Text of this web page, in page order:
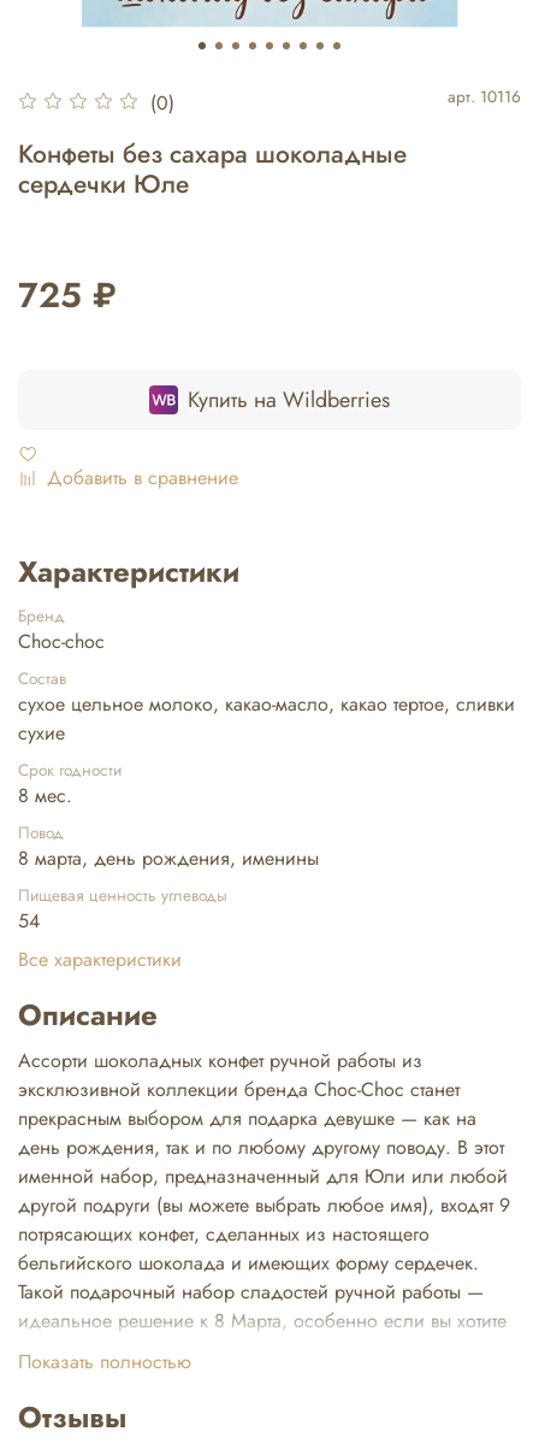
(0) арт. 10116
Конфеты без сахара шоколадные
сердечки Юле
725 ₽
Купить на Wildberries
Добавить в сравнение
Характеристики
Бренд
Choc-choc
Состав
сухое цельное молоко, какао-масло, какао тертое, сливки
сухие
Срок годности
8 мес.
Повод
8 марта, день рождения, именины
Пищевая ценность углеводы
54
Все характеристики
Описание
Ассорти шоколадных конфет ручной работы из
эксклюзивной коллекции бренда Choc-Choc станет
прекрасным выбором для подарка девушке — как на
день рождения, так и по любому другому поводу. В этот
именной набор, предназначенный для Юли или любой
другой подруги (вы можете выбрать любое имя), входят 9
потрясающих конфет, сделанных из настоящего
бельгийского шоколада и имеющих форму сердечек.
Такой подарочный набор сладостей ручной работы —
идеальное решение к 8 Марта, особенно если вы хотите
порадовать любимую Юлечку, удивить коллегу или
конфета в этом наборе — это гармония натуральных
ингредиентов и уникального вкуса, ведь наш и именные
Показать полностью
Отзывы